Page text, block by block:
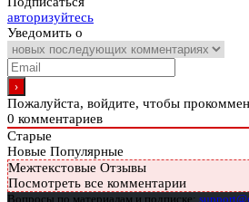
авторизуйтесь
Уведомить о
Пожалуйста, войдите, чтобы
0 комментариев
Старые
Новые Популярные
Межтекстовые Отзывы
Посмотреть все комментарии
Вопросы по материалам и подписке: